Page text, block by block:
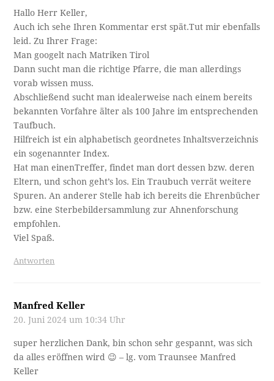
Hallo Herr Keller,
Auch ich sehe Ihren Kommentar erst spät.Tut mir ebenfalls
leid. Zu Ihrer Frage:
Man googelt nach Matriken Tirol
Dann sucht man die richtige Pfarre, die man allerdings
vorab wissen muss.
Abschließend sucht man idealerweise nach einem bereits
bekannten Vorfahre älter als 100 Jahre im entsprechenden
Taufbuch.
Hilfreich ist ein alphabetisch geordnetes Inhaltsverzeichnis
ein sogenannter Index.
Hat man einenTreffer, findet man dort dessen bzw. deren
Eltern, und schon geht’s los. Ein Traubuch verrät weitere
Spuren. An anderer Stelle hab ich bereits die Ehrenbücher
bzw. eine Sterbebildersammlung zur Ahnenforschung
empfohlen.
Viel Spaß.
Antworten
Manfred Keller
20. Juni 2024 um 10:34 Uhr
super herzlichen Dank, bin schon sehr gespannt, was sich
da alles eröffnen wird 😉 – lg. vom Traunsee Manfred
Keller